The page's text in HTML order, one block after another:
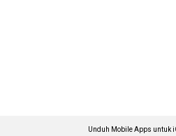
Unduh Mobile Apps untuk